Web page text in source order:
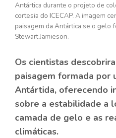
Antártica durante o projeto de
cortesia do ICECAP. A imagem
paisagem da Antártica se o gelo
Stewart Jamieson.
Os cientistas
paisagem formada por
Antártida, oferecendo
sobre a estabilidade a
camada de gelo e as
climáticas.